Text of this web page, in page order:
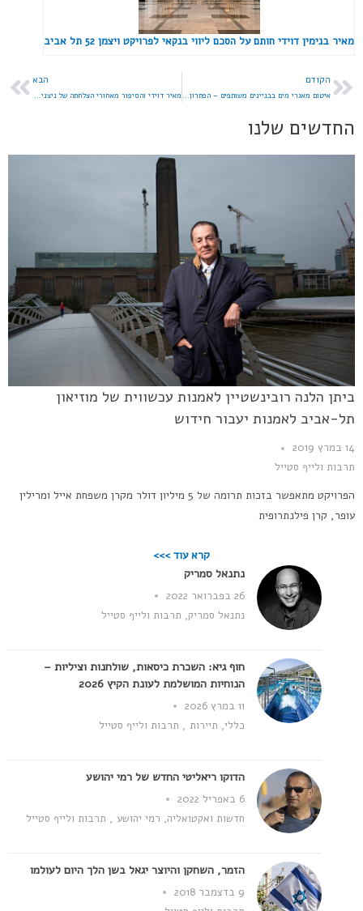
מאיר בנימין דוידי חותם על הסכם ליווי בנקאי לפרויקט ויצמן 52 תל אביב
הקודם
איטום מאגרי מים בבניינים משותפים – הפתרון שמונע נזקים יקרים בעתיד
הבא
מאיר דוידי והסיפור מאחורי הצלחתה של ניצנים אחזקות ופיננסים
החדשים שלנו
ביתן הלנה רובינשטיין לאמנות עכשווית של מוזיאון
תל-אביב לאמנות יעבור חידוש
14 במרץ 2019
תרבות ולייף סטייל
הפרויקט מתאפשר בזכות תרומה של 5 מיליון דולר מקרן משפחת אייל ומרילין
עופר, קרן פילנתרופית
קרא עוד >>>
נתנאל סמריק
26 בפברואר 2022
נתנאל סמריק, תרבות ולייף סטייל
חוף גיא: השכרת כיסאות, שולחנות וציליות –
הנוחיות המושלמת לעונת הקיץ 2026
11 במרץ 2026
כללי, תיירות , תרבות ולייף סטייל
הדוקו ריאליטי החדש של רמי יהושע
6 באפריל 2022
חדשות ואקטואליה, רמי יהושע , תרבות ולייף סטייל
הזמר, השחקן והיוצר יגאל בשן הלך היום לעולמו
9 בדצמבר 2018